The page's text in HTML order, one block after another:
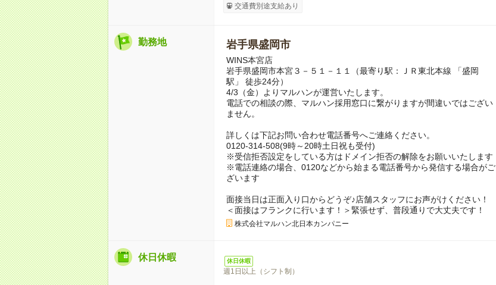
交通費別途支給あり
勤務地 岩手県盛岡市
WINS本宮店
岩手県盛岡市本宮３－５１－１１（最寄り駅：ＪＲ東北本線 「盛岡
駅」 徒歩24分）
4/3（金）よりマルハンが運営いたします。
電話での相談の際、マルハン採用窓口に繋がりますが間違いではござい
ません。
詳しくは下記お問い合わせ電話番号へご連絡ください。
0120-314-508(9時～20時土日祝も受付)
※受信拒否設定をしている方はドメイン拒否の解除をお願いいたします
※電話連絡の場合、0120などから始まる電話番号から発信する場合がご
ざいます
面接当日は正面入り口からどうぞ♪店舗スタッフにお声がけください！
＜面接はフランクに行います！＞緊張せず、普段通りで大丈夫です！
株式会社マルハン北日本カンパニー
休日休暇 休日休暇
週1日以上（シフト制）